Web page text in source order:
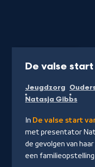
De valse
Jeugdzorg
Natasja Gibbs
In De valse start
met presentator
de gevolgen van
een